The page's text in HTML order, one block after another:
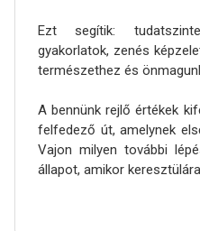
Ezt segítik:
gyakorlatok, zenés
természethez és
A bennünk rejlő értékek
felfedező út, amelynek
Vajon milyen további
állapot, amikor